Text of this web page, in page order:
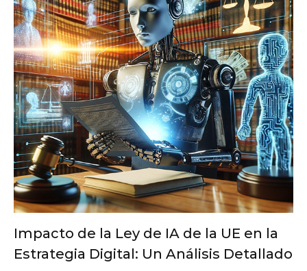
Impacto de la Ley de IA de la UE en la
Estrategia Digital: Un Análisis Detallado